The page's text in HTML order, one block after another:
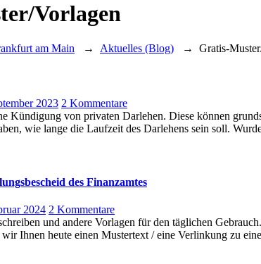
Vorlagen
am Main → Aktuelles (Blog) → Gratis-
2023 2 Kommentarezu
Vorlage
/
von privaten Darlehen. Diese können
wie lange die Laufzeit des Darlehens sein soll.
des Finanzamtes
2024 2 Kommentarezu
Muster
/
und andere Vorlagen für den täglichen
Ihnen heute einen Mustertext / eine Verlinkung zu